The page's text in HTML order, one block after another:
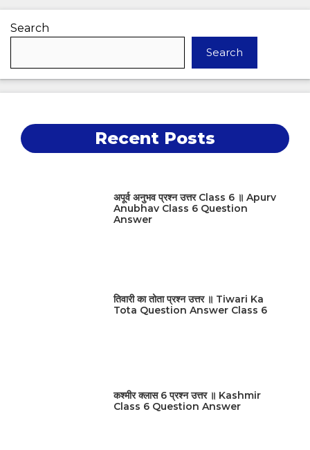
Search
Search
Recent Posts
अपूर्व अनुभव प्रश्न उत्तर Class 6 ॥ Apurv
Anubhav Class 6 Question
Answer
तिवारी का तोता प्रश्न उत्तर ॥ Tiwari Ka
Tota Question Answer Class 6
कश्मीर क्लास 6 प्रश्न उत्तर ॥ Kashmir
Class 6 Question Answer